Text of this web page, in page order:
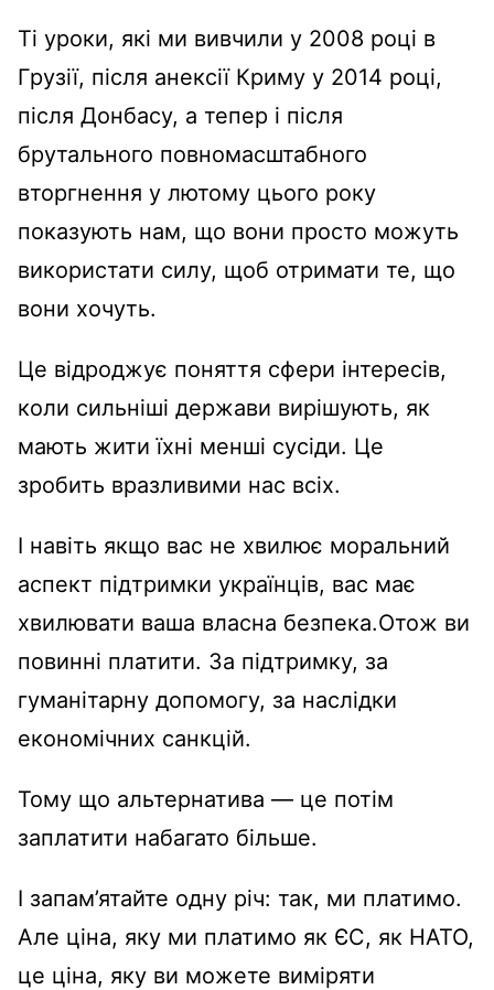
Ті уроки, які ми вивчили у 2008 році в
Грузії, після анексії Криму у 2014 році,
після Донбасу, а тепер і після
брутального повномасштабного
вторгнення у лютому цього року
показують нам, що вони просто можуть
використати силу, щоб отримати те, що
вони хочуть.
Це відроджує поняття сфери інтересів,
коли сильніші держави вирішують, як
мають жити їхні менші сусіди. Це
зробить вразливими нас всіх.
І навіть якщо вас не хвилює моральний
аспект підтримки українців, вас має
хвилювати ваша власна безпека.Отож ви
повинні платити. За підтримку, за
гуманітарну допомогу, за наслідки
економічних санкцій.
Тому що альтернатива — це потім
заплатити набагато більше.
І запам’ятайте одну річ: так, ми платимо.
Але ціна, яку ми платимо як ЄС, як НАТО,
це ціна, яку ви можете виміряти